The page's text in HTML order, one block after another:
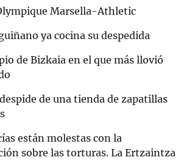
Marsella-Athletic
ya cocina su despedida
de Bizkaia en el que más llovió
de una tienda de zapatillas
están molestas con la
sobre las torturas. La Ertzaintza